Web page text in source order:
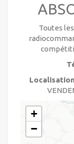
Toutes
+
−